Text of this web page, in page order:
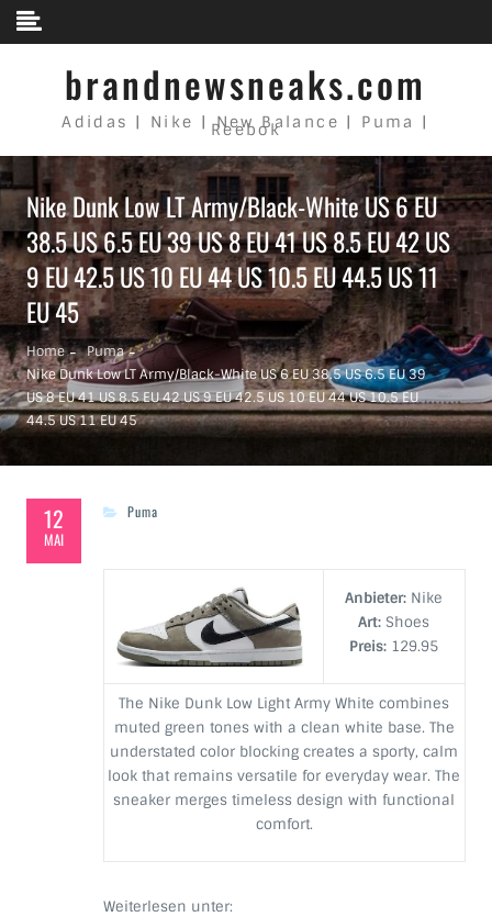
Skip to content
brandnewsneaks.com
Adidas | Nike | New Balance | Puma |
Reebok
Nike Dunk Low LT Army/Black-White US 6 EU
38.5 US 6.5 EU 39 US 8 EU 41 US 8.5 EU 42 US
9 EU 42.5 US 10 EU 44 US 10.5 EU 44.5 US 11
EU 45
Home
Puma
Nike Dunk Low LT Army/Black-White US 6 EU 38.5 US 6.5 EU 39
US 8 EU 41 US 8.5 EU 42 US 9 EU 42.5 US 10 EU 44 US 10.5 EU
44.5 US 11 EU 45
12
MAI
Puma
Anbieter: Nike
Art: Shoes
Preis: 129.95
The Nike Dunk Low Light Army White combines
muted green tones with a clean white base. The
understated color blocking creates a sporty, calm
look that remains versatile for everyday wear. The
sneaker merges timeless design with functional
comfort.
Weiterlesen unter: